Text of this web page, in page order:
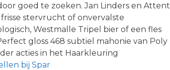
goed te zoeken. Jan Linders en Attent
stervrucht of onvervalste
Westmalle Tripel bier of een fles
gloss 468 subtiel mahonie van Poly
acties in het Haarkleuring
bij Spar